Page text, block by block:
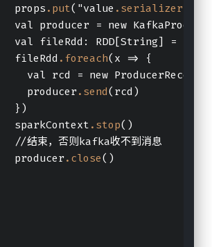
props
.put("value .serializer
val producer = new
val fileRdd: RDD[String] =
fileRdd
.foreach(x => {
val rcd = new
producer
.send(rcd)
})
sparkContext
.stop()
//结束，否则kafka收不到消息
producer
.close()